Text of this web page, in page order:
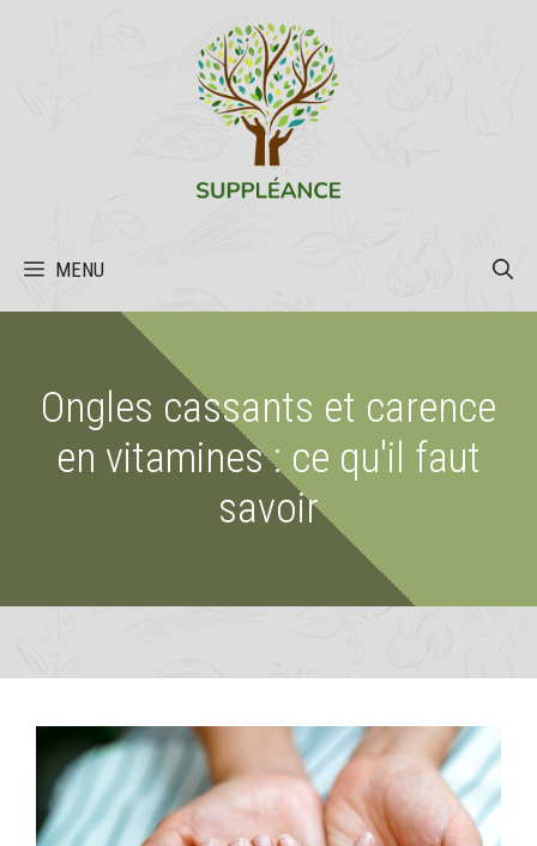
MENU
Ongles cassants et carence
en vitamines : ce qu'il faut
savoir